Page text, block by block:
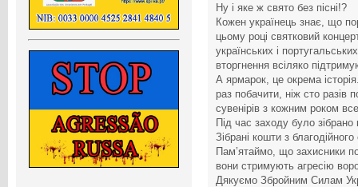
Ну і яке ж свято без пісні!?
Кожен українець знає, що
цьому році святковий
українських і
вторгнення всіляко
А ярмарок, це окрема
раз побачити, ніж сто разів
сувенірів з кожним роком
Під час заходу було
Зібрані кошти з
Пам’ятаймо, що захисники
вони стримують агресію
Дякуємо Збройним Силам